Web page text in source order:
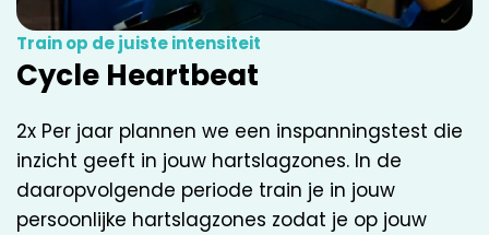
Train op de juiste intensiteit
Cycle Heartbeat
2x Per jaar plannen we een inspanningstest die
inzicht geeft in jouw hartslagzones. In de
daaropvolgende periode train je in jouw
persoonlijke hartslagzones zodat je op jouw